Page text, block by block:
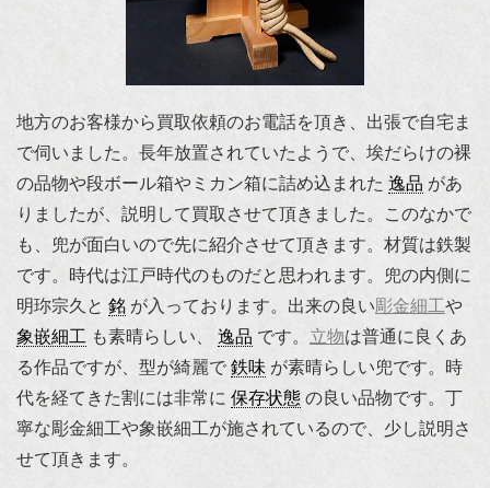
地方のお客様から買取依頼のお電話を頂き、出張で自宅ま
で伺いました。長年放置されていたようで、埃だらけの裸
の品物や段ボール箱やミカン箱に詰め込まれた 逸品 があ
りましたが、説明して買取させて頂きました。このなかで
も、兜が面白いので先に紹介させて頂きます。材質は鉄製
です。時代は江戸時代のものだと思われます。兜の内側に
明珎宗久と 銘 が入っております。出来の良い彫金細工や
象嵌細工 も素晴らしい、 逸品 です。 立物は普通に良くあ
る作品ですが、型が綺麗で 鉄味 が素晴らしい兜です。時
代を経てきた割には非常に 保存状態 の良い品物です。丁
寧な彫金細工や象嵌細工が施されているので、少し説明さ
せて頂きます。